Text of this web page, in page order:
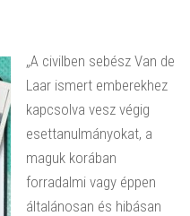
„A civilben sebész Van de
Laar ismert emberekhez
kapcsolva vesz végig
esettanulmányokat, a
maguk korában
forradalmi vagy éppen
általánosan és hibásan